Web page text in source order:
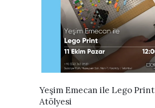
İNCELE
Yeşim Emecan ile Lego Print
Atölyesi